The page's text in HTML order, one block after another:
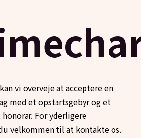
vi overveje at acceptere en
med et opstartsgebyr og et
For yderligere
velkommen til at kontakte os.